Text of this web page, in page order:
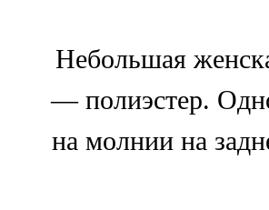
Небольшая
— полиэстер.
на молнии на